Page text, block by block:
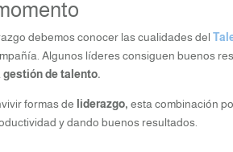
debemos conocer las cualidades del
Algunos líderes consiguen buenos
gestión de talento.
formas de liderazgo,esta combinación
y dando buenos resultados.